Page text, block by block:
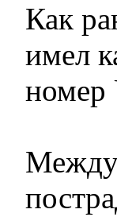
Как
имел
номер